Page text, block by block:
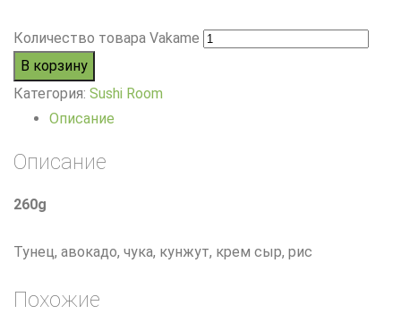
Количество товара Vakame
В корзину
Категория: Sushi Room
Описание
Описание
260g
Тунец, авокадо, чука, кунжут, крем сыр, рис
Похожие